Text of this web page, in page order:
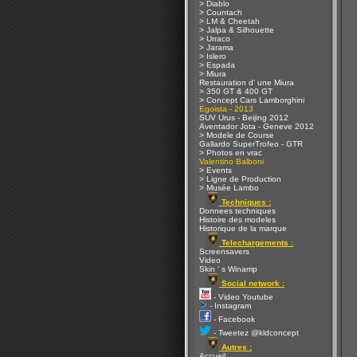
> Diablo
> Countach
> LM & Cheetah
> Jalpa & Silhouette
> Urraco
> Jarama
> Islero
> Espada
> Miura
Restauration d' une Miura
> 350 GT & 400 GT
> Concept Cars Lamborghini
Egoista - 2013
SUV Urus - Beijing 2012
Aventador Jota - Geneve 2012
> Modele de Course
Gallardo SuperTrofeo - GTR
> Photos en vrac
Valentino Balboni
> Events
> Ligne de Production
> Musée Lambo
Techniques :
Donnees techniques
Histoire des modeles
Historique de la marque
Telechargements :
Screensavers
Video
Skin ' s Winamp
Social network :
- Video Youtube
- Instagram
- Facebook
- Tweetez @kldconcept
Autres :